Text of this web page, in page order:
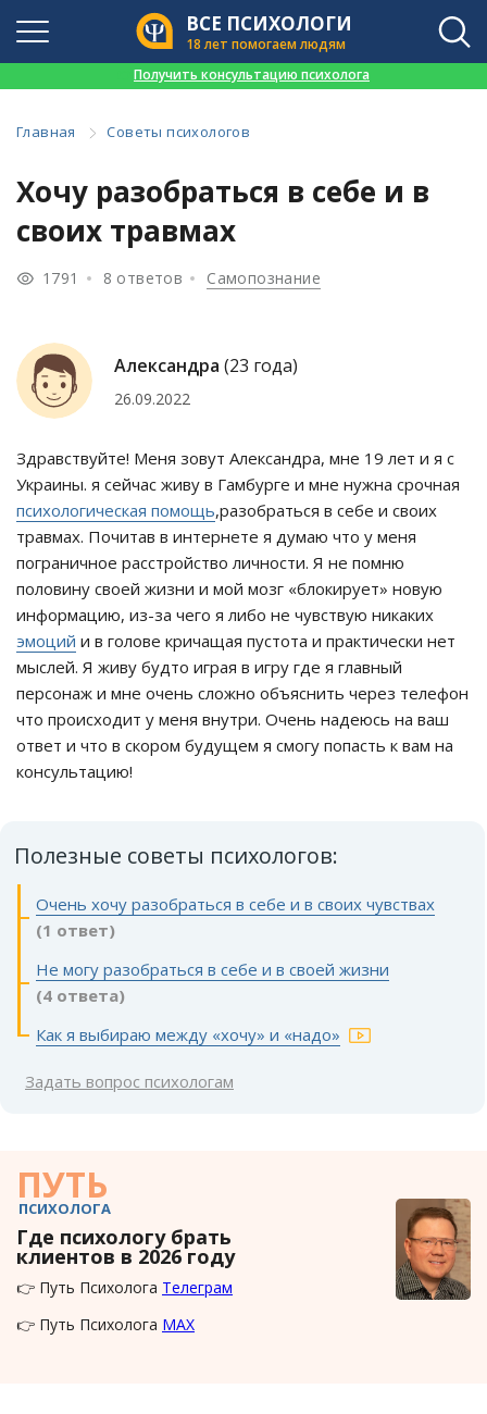
ВСЕ ПСИХОЛОГИ
18 лет помогаем людям
Получить консультацию психолога
Главная Советы психологов
Хочу разобраться в себе и в
своих травмах
1791 8 ответов Самопознание
Александра (23 года)
26.09.2022
Здравствуйте! Меня зовут Александра, мне 19 лет и я с
Украины. я сейчас живу в Гамбурге и мне нужна срочная
психологическая помощь,разобраться в себе и своих
травмах. Почитав в интернете я думаю что у меня
пограничное расстройство личности. Я не помню
половину своей жизни и мой мозг «блокирует» новую
информацию, из-за чего я либо не чувствую никаких
эмоций и в голове кричащая пустота и практически нет
мыслей. Я живу будто играя в игру где я главный
персонаж и мне очень сложно объяснить через телефон
что происходит у меня внутри. Очень надеюсь на ваш
ответ и что в скором будущем я смогу попасть к вам на
консультацию!
Полезные советы психологов:
Очень хочу разобраться в себе и в своих чувствах
(1 ответ)
Не могу разобраться в себе и в своей жизни
(4 ответа)
Как я выбираю между «хочу» и «надо»
Задать вопрос психологам
ПУТЬ
ПСИХОЛОГА
Где психологу брать
клиентов в 2026 году
👉 Путь Психолога Телеграм
👉 Путь Психолога MAX